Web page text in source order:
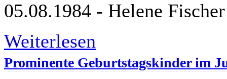
05.08.1984 - Helene Fischer
Weiterlesen
Prominente Geburtstagskinder im